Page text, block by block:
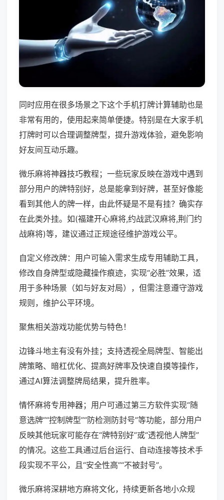
同时应用在很多场景之下这个手机打牌计算辅助也是
非常有用的，使用起来简单便捷。特别是在大家手机
打牌时可以合理调整牌型，提升游戏体验，避免影响
好友间互动乐趣。
微乐麻将神器技巧教程；一些玩家反映在游戏中遇到
部分用户的牌特别好，总是能拿到好牌，甚至好像能
看到其他人的牌一样，由此怀疑是不是有挂？确实存
在此类外挂。如(福建开心麻将,约战武汉麻将,荆门约
战麻将)等，建议通过正规途径维护游戏公平。
自定义修改牌：用户可输入需求生成专用辅助工具，
修改自身牌型或隐藏操作痕迹，实现“必胜”效果，适
用于多种场景（如与好友对局），但需注意遵守游戏
规则，维护公平环境。
聚焦相关游戏功能优势与特色！
边锋斗地主有没有外挂；支持透视全局牌型、智能出
牌策略、暗杠优化、提高好牌率及快速自摸等操作，
通过AI算法调整牌局结果，提升胜率。
情怀麻将专用神器；用户可通过第三方软件实现“随
意选牌”“控制牌型”“防检测防封号”等功能，部分用户
反映其他玩家可能存在“牌特别好”或“透视他人牌型”
的情况。这些工具通过后台运行、自动连接等技术手
段实现不平公，且“安全性高”“不被封号”。
微乐麻将深耕地方麻将文化，持续更新各地小众规